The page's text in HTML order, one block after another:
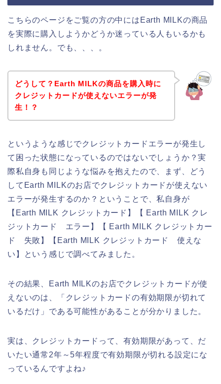
こちらのページをご覧の方の中にはEarth MILKの商品
を実際に購入しようかどうか迷っている人もいるかも
しれません。でも、、、。
どうして？Earth MILKの商品を購入時に
クレジットカードが使えないエラーが発
生！？
というような感じでクレジットカードエラーが発生し
て困った状態になっているのではないでしょうか？実
際私自身も同じような悩みを抱えたので、まず、どう
してEarth MILKのお店でクレジットカードが使えない
エラーが発生するのか？ということで、私自身が
【Earth MILK クレジットカード】【 Earth MILK クレ
ジットカード エラー】【 Earth MILK クレジットカー
ド 失敗】【Earth MILK クレジットカード 使えな
い】という感じで調べてみました。
その結果、Earth MILKのお店でクレジットカードが使
えないのは、「クレジットカードの有効期限が切れて
いるだけ」である可能性があることが分かりました。
実は、クレジットカードって、有効期限があって、だ
いたい通常2年～5年程度で有効期限が切れる設定にな
っているんですよね♪